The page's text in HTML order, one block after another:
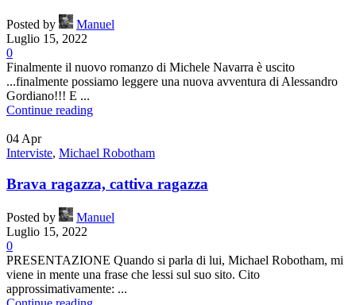
Posted by
Manuel
Luglio 15, 2022
0
Finalmente il nuovo romanzo di Michele Navarra è uscito
...finalmente possiamo leggere una nuova avventura di Alessandro
Gordiano!!! E ...
Continue reading
04 Apr
Interviste, Michael Robotham
Brava ragazza, cattiva ragazza
Posted by
Manuel
Luglio 15, 2022
0
PRESENTAZIONE Quando si parla di lui, Michael Robotham, mi
viene in mente una frase che lessi sul suo sito. Cito
approssimativamente: ...